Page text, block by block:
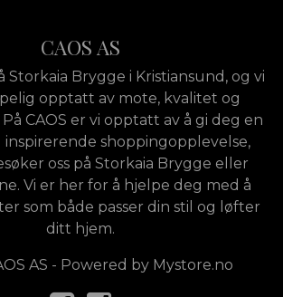
CAOS AS
Storkaia Brygge i Kristiansund, og vi
opptatt av mote, kvalitet og
CAOS er vi opptatt av å gi deg en
inspirerende shoppingopplevelse,
oss på Storkaia Brygge eller
Vi er her for å hjelpe deg med å
som både passer din stil og løfter
ditt hjem.
AS - Powered by Mystore.no